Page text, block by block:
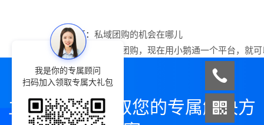
上一篇： 私域团购的机会在哪儿
下一篇：
做社区团购，现在用小鹅通一个平台，就
立即咨询，领取您的专属解决方
我是你的专属顾问
扫码加入领取专属大礼包